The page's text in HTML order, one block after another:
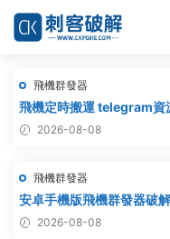
飛機群發器
飛機定時搬運 telegram資
運 TG頻道搬運 電報頻道克
2026-08-08
飛機群發器
安卓手機版飛機群發器破
2026-08-08